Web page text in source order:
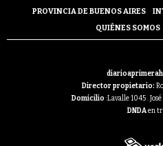
PROVINCIA DE BUENOS AIRES
QUIÉNES SOMOS
Director propietario:
Domicilio :Lavalle 1045 .
DNDAen